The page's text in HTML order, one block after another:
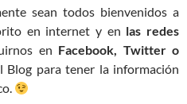
sean todos bienvenidos a
en internet y en las redes
en Facebook, Twitter o
Blog para tener la información